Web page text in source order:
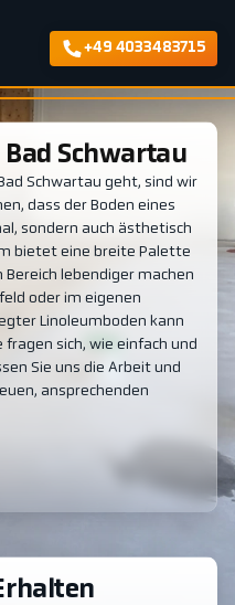
+49 4033483715
Bad Schwartau
Schwartau geht, sind wir
dass der Boden eines
sondern auch ästhetisch
bietet eine breite Palette
Bereich lebendiger machen
oder im eigenen
Linoleumboden kann
sich, wie einfach und
Sie uns die Arbeit und
ansprechenden